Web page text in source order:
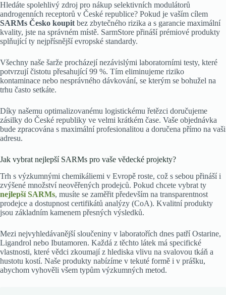
Hledáte spolehlivý zdroj pro nákup selektivních modulátorů
androgenních receptorů v České republice? Pokud je vaším cílem
SARMs Česko koupit bez zbytečného rizika a s garancie maximální
kvality, jste na správném místě. SarmStore přináší prémiové produkty
splňující ty nejpřísnější evropské standardy.
Všechny naše šarže procházejí nezávislými laboratorními testy, které
potvrzují čistotu přesahující 99 %. Tím eliminujeme riziko
kontaminace nebo nesprávného dávkování, se kterým se bohužel na
trhu často setkáte.
Díky našemu optimalizovanému logistickému řetězci doručujeme
zásilky do České republiky ve velmi krátkém čase. Vaše objednávka
bude zpracována s maximální profesionalitou a doručena přímo na vaši
adresu.
Jak vybrat nejlepší SARMs pro vaše vědecké projekty?
Trh s výzkumnými chemikáliemi v Evropě roste, což s sebou přináší i
zvýšené množství neověřených prodejců. Pokud chcete vybrat ty
nejlepší SARMs, musíte se zaměřit především na transparentnost
prodejce a dostupnost certifikátů analýzy (CoA). Kvalitní produkty
jsou základním kamenem přesných výsledků.
Mezi nejvyhledávanější sloučeniny v laboratořích dnes patří Ostarine,
Ligandrol nebo Ibutamoren. Každá z těchto látek má specifické
vlastnosti, které vědci zkoumají z hlediska vlivu na svalovou tkáň a
hustotu kostí. Naše produkty nabízíme v tekuté formě i v prášku,
abychom vyhověli všem typům výzkumných metod.